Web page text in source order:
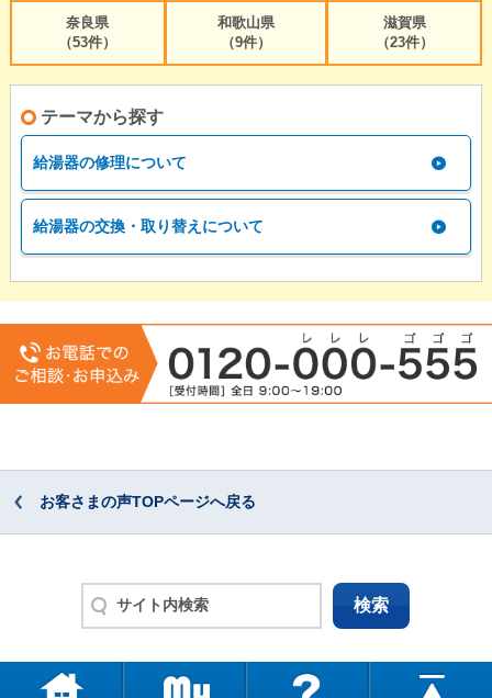
奈良県
（53件）
和歌山県
（9件）
滋賀県
（23件）
テーマから探す
給湯器の修理について
給湯器の交換・取り替えについて
お客さまの声TOPページへ戻る